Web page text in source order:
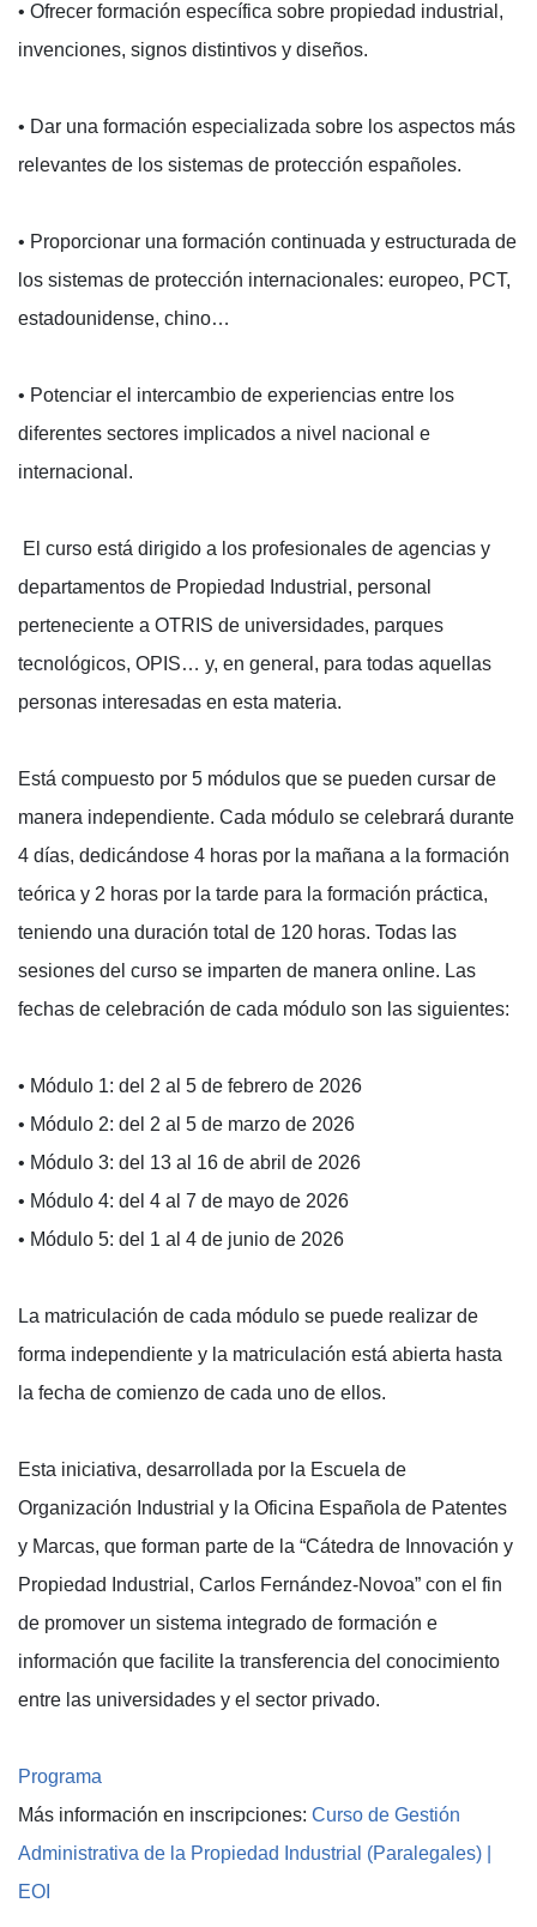
• Ofrecer formación específica sobre propiedad industrial,
invenciones, signos distintivos y diseños.
• Dar una formación especializada sobre los aspectos más
relevantes de los sistemas de protección españoles.
• Proporcionar una formación continuada y estructurada de
los sistemas de protección internacionales: europeo, PCT,
estadounidense, chino…
• Potenciar el intercambio de experiencias entre los
diferentes sectores implicados a nivel nacional e
internacional.
El curso está dirigido a los profesionales de agencias y
departamentos de Propiedad Industrial, personal
perteneciente a OTRIS de universidades, parques
tecnológicos, OPIS… y, en general, para todas aquellas
personas interesadas en esta materia.
Está compuesto por 5 módulos que se pueden cursar de
manera independiente. Cada módulo se celebrará durante
4 días, dedicándose 4 horas por la mañana a la formación
teórica y 2 horas por la tarde para la formación práctica,
teniendo una duración total de 120 horas. Todas las
sesiones del curso se imparten de manera online. Las
fechas de celebración de cada módulo son las siguientes:
• Módulo 1: del 2 al 5 de febrero de 2026
• Módulo 2: del 2 al 5 de marzo de 2026
• Módulo 3: del 13 al 16 de abril de 2026
• Módulo 4: del 4 al 7 de mayo de 2026
• Módulo 5: del 1 al 4 de junio de 2026
La matriculación de cada módulo se puede realizar de
forma independiente y la matriculación está abierta hasta
la fecha de comienzo de cada uno de ellos.
Esta iniciativa, desarrollada por la Escuela de
Organización Industrial y la Oficina Española de Patentes
y Marcas, que forman parte de la “Cátedra de Innovación y
Propiedad Industrial, Carlos Fernández-Novoa” con el fin
de promover un sistema integrado de formación e
información que facilite la transferencia del conocimiento
entre las universidades y el sector privado.
Programa
Más información en inscripciones: Curso de Gestión
Administrativa de la Propiedad Industrial (Paralegales) |
EOI